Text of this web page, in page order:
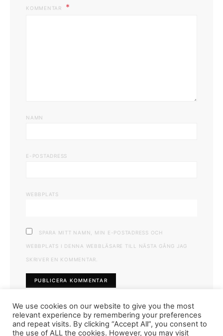
KOMMENTAR
NAMN
E-POSTADRESS
WEBBPLATS
SPARA MITT NAMN, MIN E-POSTADRESS OCH
WEBBPLATS I DENNA WEBBLÄSARE TILL NÄSTA GÅNG JAG
SKRIVER EN KOMMENTAR.
We use cookies on our website to give you the most
relevant experience by remembering your preferences
and repeat visits. By clicking “Accept All”, you consent to
the use of ALL the cookies. However, you may visit